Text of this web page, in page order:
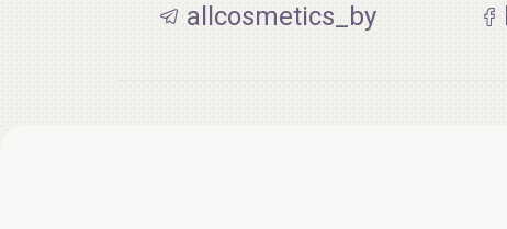
allcosmetics_by